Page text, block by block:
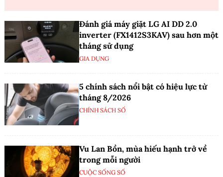
Đánh giá máy giặt LG AI DD 2.0
inverter (FX1412S3KAV) sau hơn một
tháng sử dụng
GIA DỤNG
5 chính sách nổi bật có hiệu lực từ
tháng 8/2026
CHÍNH SÁCH SỐ
Vu Lan Bồn, mùa hiếu hạnh trở về
trong mỗi người
CUỘC SỐNG SỐ